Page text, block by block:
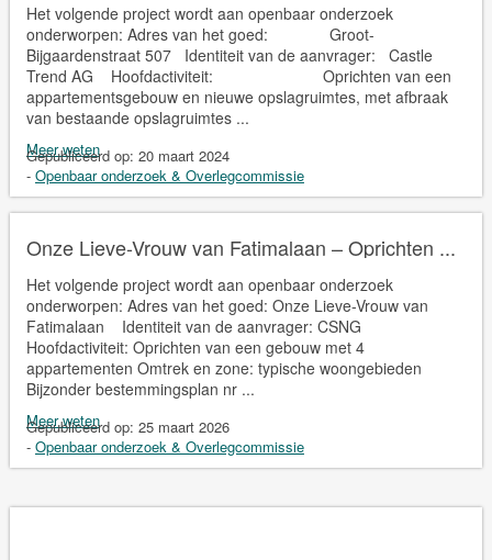
Het volgende project wordt aan openbaar onderzoek
onderworpen: Adres van het goed: Groot-
Bijgaardenstraat 507 Identiteit van de aanvrager: Castle
Trend AG Hoofdactiviteit: Oprichten van een
appartementsgebouw en nieuwe opslagruimtes, met afbraak
van bestaande opslagruimtes ...
Meer weten
Gepubliceerd op: 20 maart 2024
- Openbaar onderzoek & Overlegcommissie
Onze Lieve-Vrouw van Fatimalaan – Oprichten ...
Het volgende project wordt aan openbaar onderzoek
onderworpen: Adres van het goed: Onze Lieve-Vrouw van
Fatimalaan Identiteit van de aanvrager: CSNG
Hoofdactiviteit: Oprichten van een gebouw met 4
appartementen Omtrek en zone: typische woongebieden
Bijzonder bestemmingsplan nr ...
Meer weten
Gepubliceerd op: 25 maart 2026
- Openbaar onderzoek & Overlegcommissie